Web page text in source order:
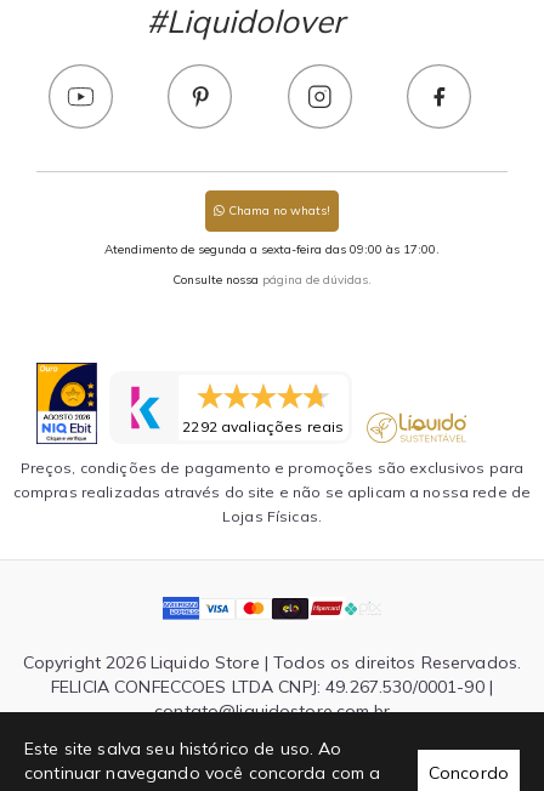
Este site salva seu histórico de uso. Ao
continuar navegando você concorda com a
Concordo
#Liquidolover
Chama no whats!
Atendimento de segunda a sexta-feira das 09:00 às 17:00.
Consulte nossa página de dúvidas.
2292 avaliações reais
Preços, condições de pagamento e promoções são exclusivos para
compras realizadas através do site e não se aplicam a nossa rede de
Lojas Físicas.
Copyright 2026 Liquido Store | Todos os direitos Reservados.
FELICIA CONFECCOES LTDA CNPJ: 49.267.530/0001-90 |
contato@liquidostore.com.br
000